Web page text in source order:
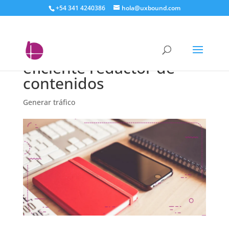
+54 341 4240386 hola@uxbound.com
Usa estos 5,5 recursos
para convertirte en un
eficiente redactor de
contenidos
Generar tráfico